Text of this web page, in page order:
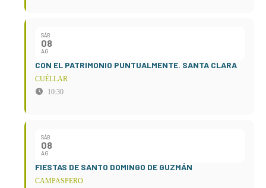
SÁB
08
AG
CON EL PATRIMONIO PUNTUALMENTE. SANTA CLARA
CUÉLLAR
10:30
SÁB
08
AG
FIESTAS DE SANTO DOMINGO DE GUZMÁN
CAMPASPERO